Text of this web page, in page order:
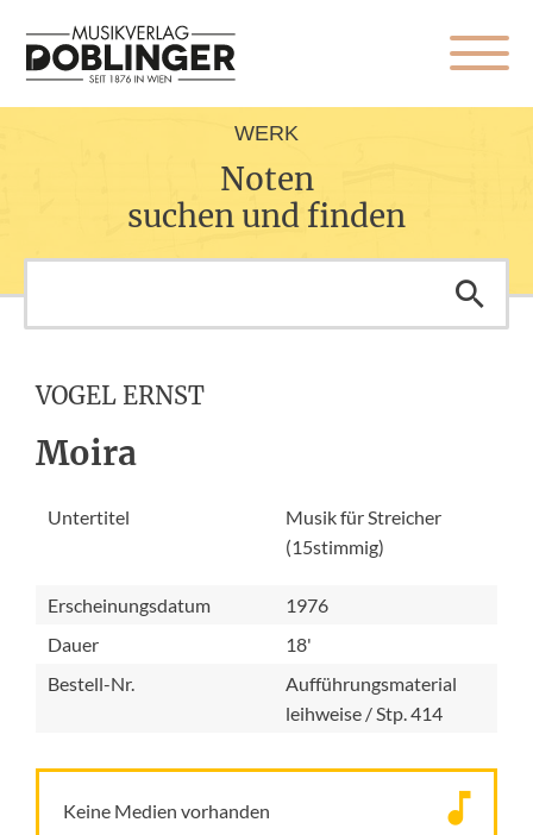
WERK
Noten
suchen und finden
VOGEL ERNST
Moira
Untertitel
Musik für Streicher
(15stimmig)
Erscheinungsdatum
1976
Dauer
18'
Bestell-Nr.
Aufführungsmaterial
leihweise / Stp. 414
Keine Medien vorhanden